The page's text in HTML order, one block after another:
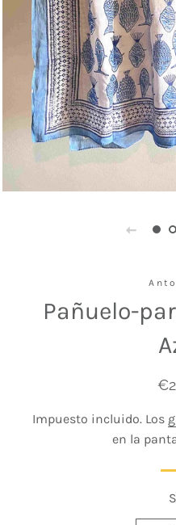
Pañuelo-
Impuesto incluido. Los
en la